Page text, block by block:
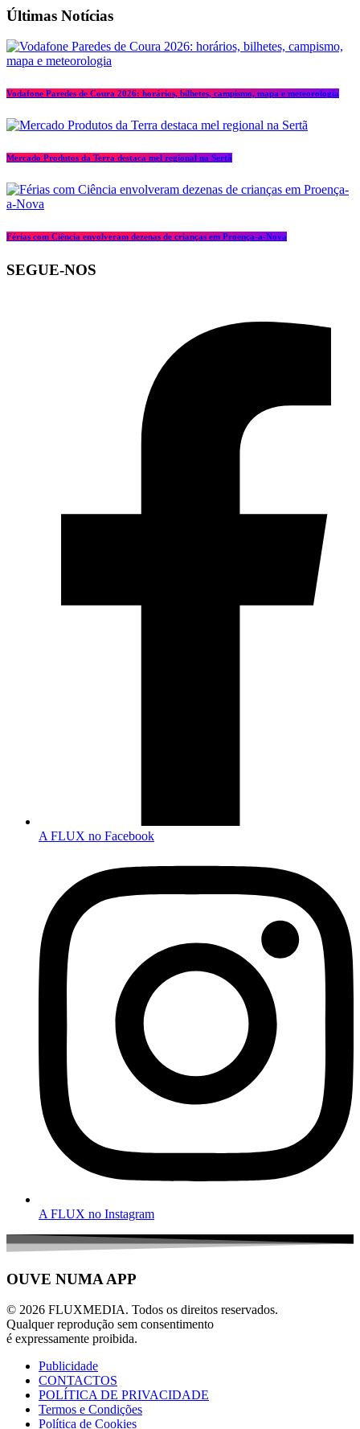
Últimas Notícias
Vodafone Paredes de Coura 2026: horários, bilhetes, campismo, mapa e meteorologia
Mercado Produtos da Terra destaca mel regional na Sertã
Férias com Ciência envolveram dezenas de crianças em Proença-a-Nova
SEGUE-NOS
A FLUX no Facebook
A FLUX no Instagram
OUVE NUMA APP
© 2026 FLUXMEDIA. Todos os direitos reservados.
Qualquer reprodução sem consentimento
é expressamente proibida.
Publicidade
CONTACTOS
POLÍTICA DE PRIVACIDADE
Termos e Condições
Política de Cookies